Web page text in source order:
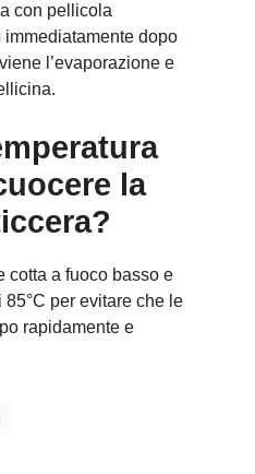
con pellicola
immediatamente dopo
l’evaporazione e
la
cotta a fuoco basso e
per evitare che le
rapidamente e